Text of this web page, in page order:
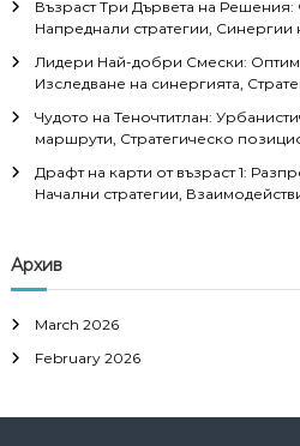
Възраст Три Дървета на
Напреднали стратегии, Синергии
Лидери Най-добри Смески:
Изследване на синергията,
Чудото на Теночтитлан:
маршрути, Стратегическо
Драфт на карти от възраст 1:
Начални стратегии,
Архив
March 2026
February 2026